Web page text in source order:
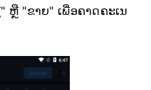
ຫຼື "ຂາຍ" ເພື່ອຄາດຄະເນ